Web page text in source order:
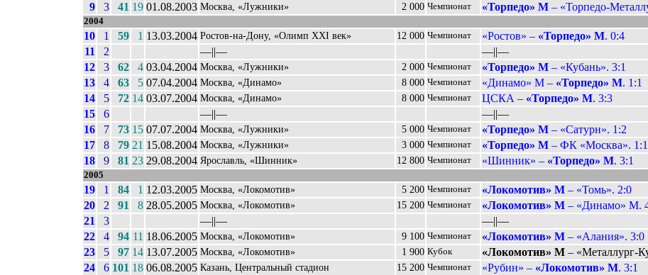
9
3 41 19 01.08.2003 Москва, «Лужники» 2 000 Чемпионат «Торпедо» М– «Торпедо-
2004
10 1 59 1 13.03.2004 Ростов-на-Дону, «Олимп XXI век» 12 000 Чемпионат «Ростов» – «Торпедо» М. 0:4
11
2 ––||–– ––||––
12
3 62 4 03.04.2004 Москва, «Лужники» 2 000 Чемпионат «Торпедо» М– «Кубань». 3:1
13
4 63 5 07.04.2004 Москва, «Динамо» 8 000 Чемпионат «Динамо» М – «Торпедо» М. 1:1
14
5 72 14 03.07.2004 Москва, «Динамо» 8 000 Чемпионат ЦСКА – «Торпедо» М. 3:3
15
6 ––||–– ––||––
16
7 73 15 07.07.2004 Москва, «Лужники» 5 000 Чемпионат «Торпедо» М– «Сатурн». 1:2
17
8 79 21 15.08.2004 Москва, «Лужники» 3 000 Чемпионат «Торпедо» М– ФК «Москва». 1:1
18
9 81 23 29.08.2004 Ярославль, «Шинник» 12 800 Чемпионат «Шинник» – «Торпедо» М. 3:1
2005
19 1 84 1 12.03.2005 Москва, «Локомотив» 5 200 Чемпионат «Локомотив» М– «Томь». 2:0
20
2 91 8 28.05.2005 Москва, «Локомотив» 15 200 Чемпионат «Локомотив» М– «Динамо» М.
21
3 ––||–– ––||––
22
4 94 11 18.06.2005 Москва, «Локомотив» 9 100 Чемпионат «Локомотив» М– «Алания». 3:0
23
5 97 14 13.07.2005 Москва, «Локомотив» 1 900 Кубок «Локомотив» М– «Металлург-
24
6 101 18 06.08.2005 Казань, Центральный стадион 15 200 Чемпионат «Рубин» – «Локомотив» М. 3:1